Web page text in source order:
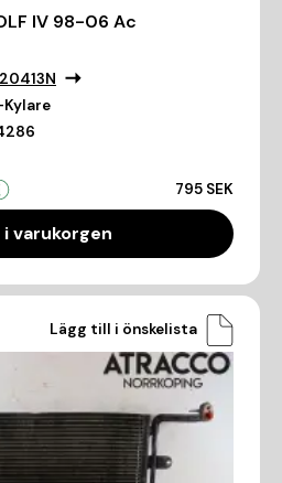
IV 98-06 Ac
795 SEK
i varukorgen
Lägg till i önskelista